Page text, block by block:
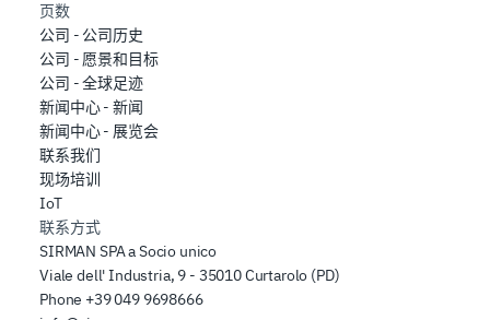
页数
公司 - 公司历史
公司 - 愿景和目标
公司 - 全球足迹
新闻中心 - 新闻
新闻中心 - 展览会
联系我们
现场培训
IoT
联系方式
SIRMAN SPA a Socio unico
Viale dell' Industria, 9 - 35010 Curtarolo (PD)
Phone +39 049 9698666